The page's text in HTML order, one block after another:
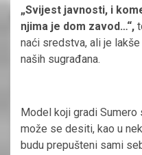
„Svijest javnosti, i
njima je dom zavod…“,
naći sredstva, ali je
naših sugrađana.
Model koji gradi Sumero
može se desiti, kao u
budu prepušteni sami